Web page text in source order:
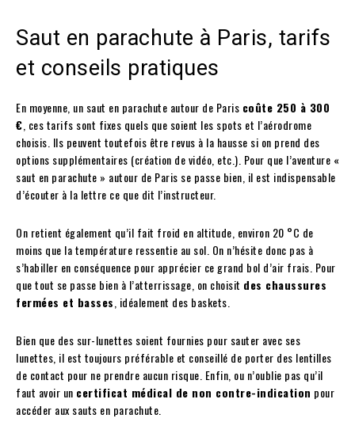
Saut en parachute à Paris, tarifs
et conseils pratiques
En moyenne, un saut en parachute autour de Paris coûte 250 à 300
€ , ces tarifs sont fixes quels que soient les spots et l’aérodrome
choisis. Ils peuvent toutefois être revus à la hausse si on prend des
options supplémentaires (création de vidéo, etc.). Pour que l’aventure «
saut en parachute » autour de Paris se passe bien, il est indispensable
d’écouter à la lettre ce que dit l’instructeur.
On retient également qu’il fait froid en altitude, environ 20 °C de
moins que la température ressentie au sol. On n’hésite donc pas à
s’habiller en conséquence pour apprécier ce grand bol d’air frais. Pour
que tout se passe bien à l’atterrissage, on choisit des chaussures
fermées et basses , idéalement des baskets.
Bien que des sur-lunettes soient fournies pour sauter avec ses
lunettes, il est toujours préférable et conseillé de porter des lentilles
de contact pour ne prendre aucun risque. Enfin, ou n’oublie pas qu’il
faut avoir un certificat médical de non contre-indication pour
accéder aux sauts en parachute.